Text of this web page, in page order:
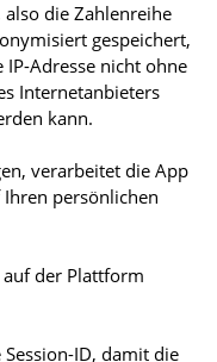
also die Zahlenreihe
gespeichert,
Adresse nicht ohne
Internetanbieters
kann.
verarbeitet die App
persönlichen
der Plattform
ID, damit die